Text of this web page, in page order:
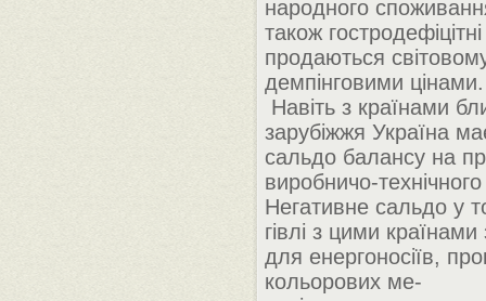
народного
також
продаються
демпінговими цінами.
Навіть з країнами
зарубіжжя Україна
сальдо балансу на
виробничо-
Негативне сальдо у
гівлі з цими країнами
для енергоносіїв,
кольорових ме-